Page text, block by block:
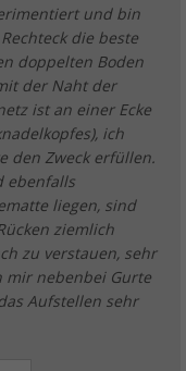
und bin
die beste
doppelten Boden
der Naht der
ist an einer Ecke
ich
den Zweck erfüllen.
ebenfalls
liegen, sind
ziemlich
zu verstauen, sehr
mir nebenbei Gurte
Aufstellen sehr